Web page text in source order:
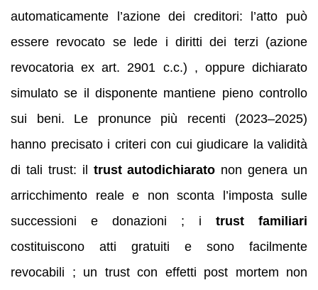
automaticamente l’azione dei creditori: l’atto può
essere revocato se lede i diritti dei terzi (azione
revocatoria ex art. 2901 c.c.) , oppure dichiarato
simulato se il disponente mantiene pieno controllo
sui beni. Le pronunce più recenti (2023–2025)
hanno precisato i criteri con cui giudicare la validità
di tali trust: il trust autodichiarato non genera un
arricchimento reale e non sconta l’imposta sulle
successioni e donazioni ; i trust familiari
costituiscono atti gratuiti e sono facilmente
revocabili ; un trust con effetti post mortem non